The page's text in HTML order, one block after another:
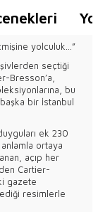
yolculuk...”
seçtiği
Bresson’a,
bu
bir İstanbul
ek 230
ortaya
açıp her
Cartier-
gazete
resimlerle